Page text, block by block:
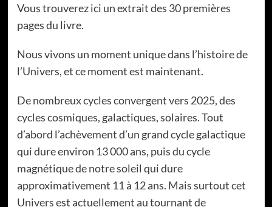
Vous trouverezici un extrait des 30 premières
pages du livre.
Nous vivons un moment unique dans l’histoire de
l’Univers, et ce moment est maintenant.
De nombreux cycles convergent vers 2025, des
cycles cosmiques, galactiques, solaires. Tout
d’abord l’achèvement d’un grand cycle galactique
qui dure environ 13 000 ans, puis du cycle
magnétique de notre soleil qui dure
approximativement 11 à 12 ans. Mais surtout cet
Univers est actuellement au tournant de